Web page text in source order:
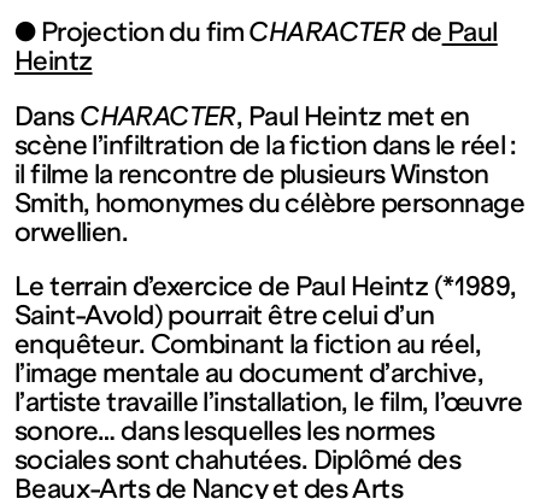
contemporain
de
Lorraine
1 bis, rue
des
Trinitaires
57000
● Projection du fimCHARACTERde Paul
Heintz
DansCHARACTER, Paul Heintz met en
scène l’infiltration de la fiction dans le réel :
il filme la rencontre de plusieurs Winston
Smith, homonymes du célèbre personnage
orwellien.
Le terrain d’exercice de Paul Heintz (*1989,
Saint-Avold) pourrait être celui d’un
enquêteur. Combinant la fiction au réel,
l’image mentale au document d’archive,
l’artiste travaille l’installation, le film, l’œuvre
sonore… dans lesquelles les normes
sociales sont chahutées. Diplômé des
Beaux-Arts de Nancy et des Arts